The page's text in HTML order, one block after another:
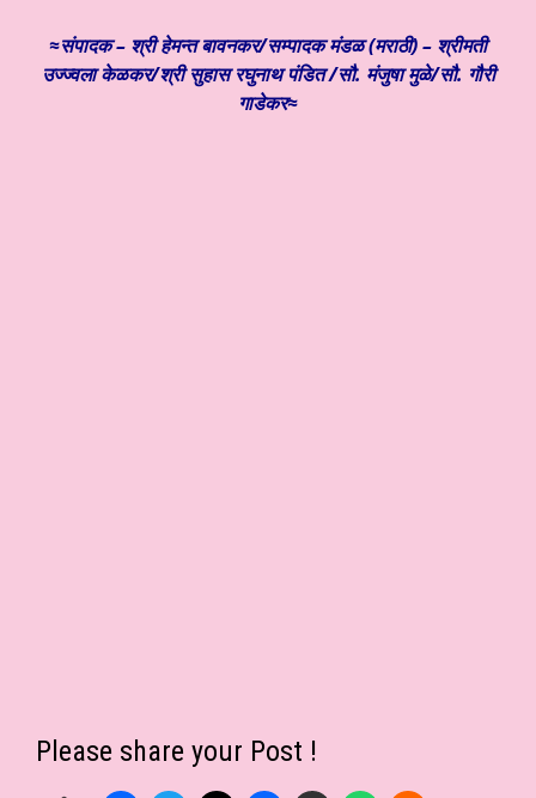
≈संपादक – श्री हेमन्त बावनकर/सम्पादक मंडळ (मराठी) – श्रीमती
उज्ज्वला केळकर/श्री सुहास रघुनाथ पंडित /सौ. मंजुषा मुळे/सौ. गौरी
गाडेकर≈
Please share your Post !